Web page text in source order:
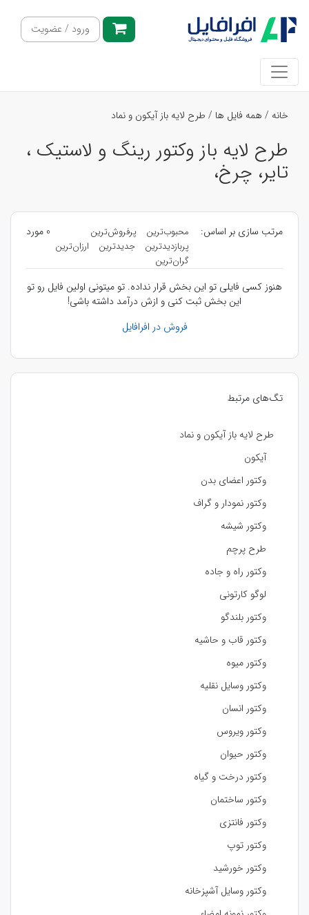
ورود / عضویت
خانه / همه فایل ها / طرح لایه باز آیکون و نماد
طرح لایه باز وکتور رینگ و لاستیک ،
تایر، چرخ،
تگ‌های مرتبط
طرح لایه باز آیکون و نماد
آیکون
وکتور اعضای بدن
وکتور نمودار و گراف
وکتور شیشه
طرح پرچم
وکتور راه و جاده
لوگو کارتونی
وکتور بلندگو
وکتور قاب و حاشیه
وکتور میوه
وکتور وسایل نقلیه
وکتور انسان
وکتور ویروس
وکتور حیوان
وکتور درخت و گیاه
وکتور ساختمان
وکتور فانتزی
وکتور توپ
وکتور خورشید
وکتور وسایل آشپزخانه
مرتب سازی بر اساس: محبوب‌ترین
پرفروش‌ترین
پربازدیدترین
جدیدترین
ارزان‌ترین
گران‌ترین
0 مورد
هنوز کسی فایلی تو این بخش قرار نداده. تو میتونی اولین فایل رو تو
این بخش ثبت کنی و ازش درآمد داشته باشی!
فروش در افرافایل